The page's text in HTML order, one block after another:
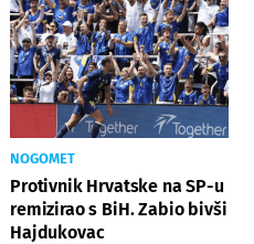
NOGOMET
Protivnik Hrvatske na SP-u
remizirao s BiH. Zabio bivši
Hajdukovac